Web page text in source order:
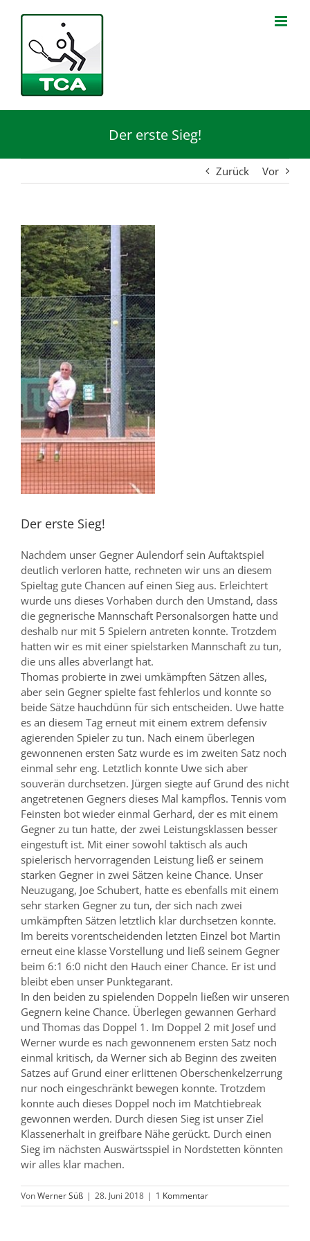
springen
Der erste Sieg!
Zurück Vor
Zeige
grösseres
Bild
Der erste Sieg!
Nachdem unser Gegner Aulendorf sein Auftaktspiel
deutlich verloren hatte, rechneten wir uns an diesem
Spieltag gute Chancen auf einen Sieg aus. Erleichtert
wurde uns dieses Vorhaben durch den Umstand, dass
die gegnerische Mannschaft Personalsorgen hatte und
deshalb nur mit 5 Spielern antreten konnte. Trotzdem
hatten wir es mit einer spielstarken Mannschaft zu tun,
die uns alles abverlangt hat.
Thomas probierte in zwei umkämpften Sätzen alles,
aber sein Gegner spielte fast fehlerlos und konnte so
beide Sätze hauchdünn für sich entscheiden. Uwe hatte
es an diesem Tag erneut mit einem extrem defensiv
agierenden Spieler zu tun. Nach einem überlegen
gewonnenen ersten Satz wurde es im zweiten Satz noch
einmal sehr eng. Letztlich konnte Uwe sich aber
souverän durchsetzen. Jürgen siegte auf Grund des nicht
angetretenen Gegners dieses Mal kampflos. Tennis vom
Feinsten bot wieder einmal Gerhard, der es mit einem
Gegner zu tun hatte, der zwei Leistungsklassen besser
eingestuft ist. Mit einer sowohl taktisch als auch
spielerisch hervorragenden Leistung ließ er seinem
starken Gegner in zwei Sätzen keine Chance. Unser
Neuzugang, Joe Schubert, hatte es ebenfalls mit einem
sehr starken Gegner zu tun, der sich nach zwei
umkämpften Sätzen letztlich klar durchsetzen konnte.
Im bereits vorentscheidenden letzten Einzel bot Martin
erneut eine klasse Vorstellung und ließ seinem Gegner
beim 6:1 6:0 nicht den Hauch einer Chance. Er ist und
bleibt eben unser Punktegarant.
In den beiden zu spielenden Doppeln ließen wir unseren
Gegnern keine Chance. Überlegen gewannen Gerhard
und Thomas das Doppel 1. Im Doppel 2 mit Josef und
Werner wurde es nach gewonnenem ersten Satz noch
einmal kritisch, da Werner sich ab Beginn des zweiten
Satzes auf Grund einer erlittenen Oberschenkelzerrung
nur noch eingeschränkt bewegen konnte. Trotzdem
konnte auch dieses Doppel noch im Matchtiebreak
gewonnen werden. Durch diesen Sieg ist unser Ziel
Klassenerhalt in greifbare Nähe gerückt. Durch einen
Sieg im nächsten Auswärtsspiel in Nordstetten könnten
wir alles klar machen.
VonWerner Süß | 28. Juni 2018 | 1 Kommentar